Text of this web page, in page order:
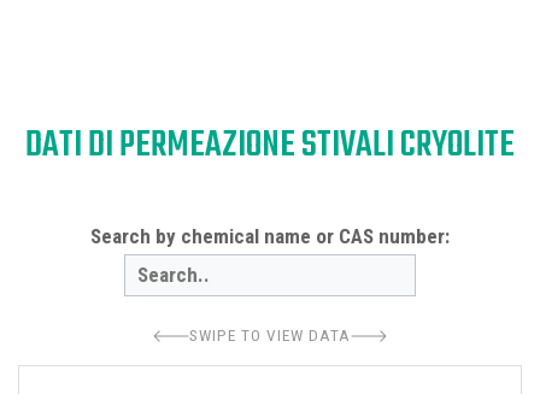
DATI DI PERMEAZIONE STIVALI CRYOLITE
Search by chemical name or CAS number:
SWIPE TO VIEW DATA